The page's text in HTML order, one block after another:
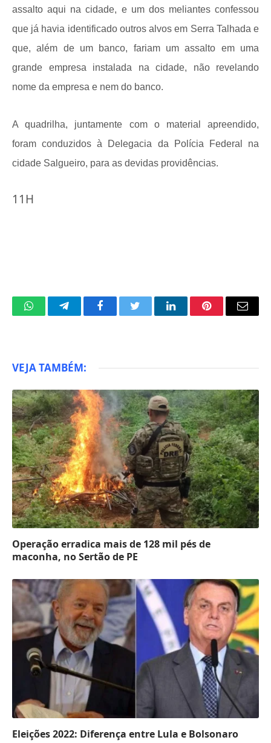
assalto aqui na cidade, e um dos meliantes confessou
que já havia identificado outros alvos em Serra Talhada e
que, além de um banco, fariam um assalto em uma
grande empresa instalada na cidade, não revelando
nome da empresa e nem do banco.
A quadrilha, juntamente com o material apreendido,
foram conduzidos à Delegacia da Polícia Federal na
cidade Salgueiro, para as devidas providências.
11H
WhatsAppTelegramFacebookTwitter LinkedInPinterestEmail
VEJA TAMBÉM:
Operação erradica mais de 128 mil pés de
maconha, no Sertão de PE
Eleições 2022: Diferença entre Lula e Bolsonaro